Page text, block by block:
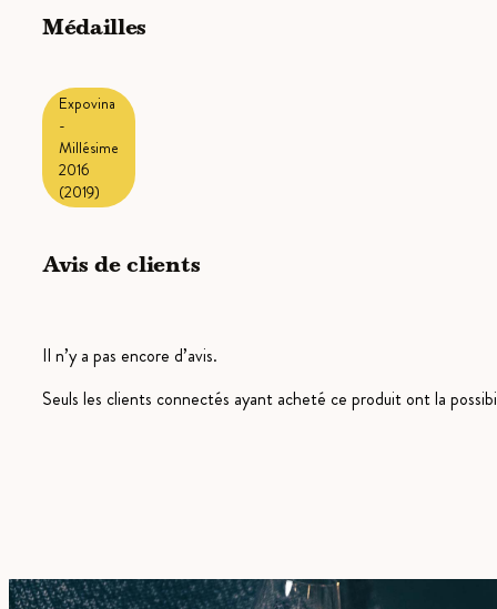
Médailles
Expovina
-
Millésime
2016
(2019)
Avis de clients
Il n’y a pas encore d’avis.
Seuls les clients connectés ayant acheté ce produit ont la